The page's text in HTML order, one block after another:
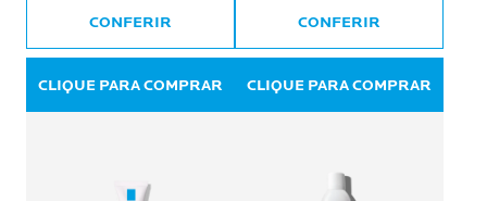
CONFERIR
CLIQUE PARA COMPRAR
lesões acneicasCONFERIR
CLIQUE PARA COMPRAR